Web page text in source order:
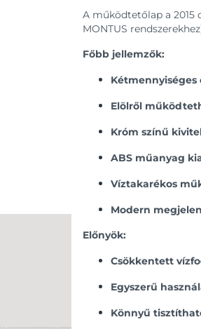
A működtetőlap a
MONTUS
Főbb jellemzők:
Kétmennyiséges
Elölről
Króm színű
ABS műanyag
Víztakarékos
Modern
Előnyök:
Csökkentett
Egyszerű
Könnyű